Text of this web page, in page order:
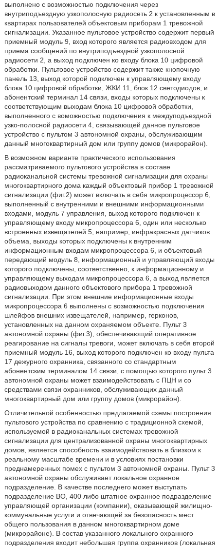
выполнено с возможностью подключения через
внутриподъездную узкополосную радиосеть 2 к установленным в
квартирах пользователей объектовым приборам 1 тревожной
сигнализации. Указанное пультовое устройство содержит первый
приемный модуль 9, вход которого является радиовходом для
приема сообщений по внутриподъездной узкополосной
радиосети 2, а выход подключен ко входу блока 10 цифровой
обработки. Пультовое устройство содержит также кнопочную
панель 13, выход которой подключен к управляющему входу
блока 10 цифровой обработки, ЖКИ 11, блок 12 светодиодов, и
абонентский терминал 14 связи, входы которых подключены к
соответствующим выходам блока 10 цифровой обработки,
выполненного с воможностью подключения к междуподъездной
узко-полосной радиосети 4, связывающей данное пультовое
устройство с пультом 3 автономной охраны, обслуживающим
данный многоквартирный дом или группу домов (микрорайон).
В возможном варианте практического использования
рассматриваемого пультового устройства в составе
радиоканальной системы тревожной сигнализации для охраны
многоквартирного дома каждый объектовый прибор 1 тревожной
сигнализации (фиг.2) может включать в себя микропроцессор 6,
выполненный с внутренними и внешними информационными
входами, модуль 7 управления, выход которого подключен к
управляющему входу микропроцессора 6, один или несколько
встроенных извещателей 5, например, инфракрасных датчиков
объема, выходы которых подключены к внутренним
информационным входам микропроцессора 6, и объектовый
передающий модуль 8, информационный и управляющий входы
которого подключены, соответственно, к информационному и
управляющему выходам микропроцессора 6, а выход является
радиовыходом данного объектового прибора 1 тревожной
сигнализации. При этом внешние информационные входы
микропроцессора 6 выполнены с возможностью подключения
шлейфов внешних извещателей, например, герконов,
установленных на данном охраняемом объекте. Пульт 3
автономной охраны (фиг.3), обеспечивающий оперативное
реагирование на сигналы тревоги, может включать в себя второй
приемный модуль 16, выход которого подключен ко входу пульта
17 дежурного охранника, связанного со стандартным
абонентским терминалом 14 связи, с помощью которого пульт 3
автономной охраны может взаимодействовать с ПЦН и со
средствами связи охранников, обслуживающих данный
многоквартирный дом или группу домов (микрорайон).
Отличительной особенностью предлагаемой схемы построения
пультового устройства по сравнению с традиционной схемой,
используемой в радиоканальных системах тревожной
сигнализации для централизованной охраны многоквартирных
домов, является способность взаимодействовать в близком к
реальному масштабе времени и в условиях постановки
преднамеренных помех с пультом 3 автономной охраны. Пульт 3
автономной охраны обслуживает локальное охранное
подразделение. В качестве последнего может выступать
подразделение ВО, 400 либо штатное охранное подразделение
управляющей организации (компании), оказывающей жилищно-
коммунальные услуги и отвечающей за безопасность мест
общего пользования в данном многоквартирном доме
(микрорайоне). В состав указанного локального охранного
подразделения входит небольшая группа охранников (локальная